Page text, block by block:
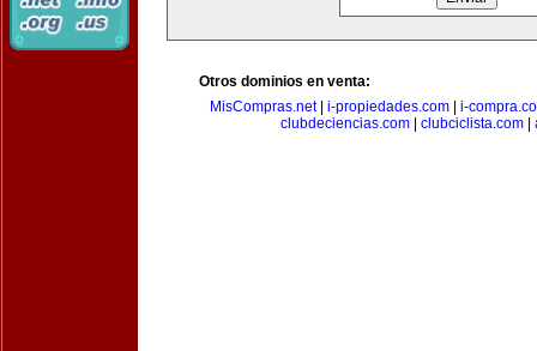
Otros dominios en venta:
MisCompras.net| i-propiedades.com| i-
clubdeciencias.com
clubciclista.com